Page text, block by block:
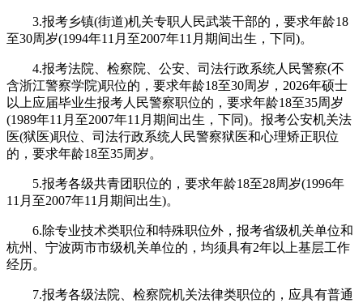
3.报考乡镇(街道)机关专职人民武装干部的，要求年龄18
至30周岁(1994年11月至2007年11月期间出生，下同)。
4.报考法院、检察院、公安、司法行政系统人民警察(不
含浙江警察学院)职位的，要求年龄18至30周岁，2026年硕士
以上应届毕业生报考人民警察职位的，要求年龄18至35周岁
(1989年11月至2007年11月期间出生，下同)。报考公安机关法
医(狱医)职位、司法行政系统人民警察狱医和心理矫正职位
的，要求年龄18至35周岁。
5.报考各级共青团职位的，要求年龄18至28周岁(1996年
11月至2007年11月期间出生)。
6.除专业技术类职位和特殊职位外，报考省级机关单位和
杭州、宁波两市市级机关单位的，均须具有2年以上基层工作
经历。
7.报考各级法院、检察院机关法律类职位的，应具有普通